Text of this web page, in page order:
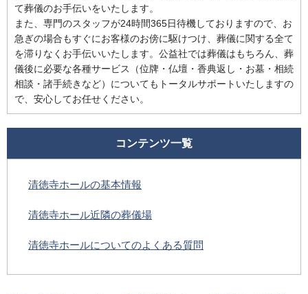
て葬儀のお手伝いをいたします。
また、専門のスタッフが24時間365日待機しておりますので、お
急ぎの場合もすぐにお客様のお傍に駆けつけ、葬儀に関する全て
を滞りなくお手伝いいたします。公益社では葬儀はもちろん、葬
儀後に必要な各種サービス（位牌・仏壇・香典返し・お墓・相続
相談・諸手続きなど）についてもトータルサポートいたしますの
で、安心してお任せください。
コンテンツ一覧
清徳寺ホールの基本情報
清徳寺ホール近隣の葬儀場
清徳寺ホールについてのよくある質問